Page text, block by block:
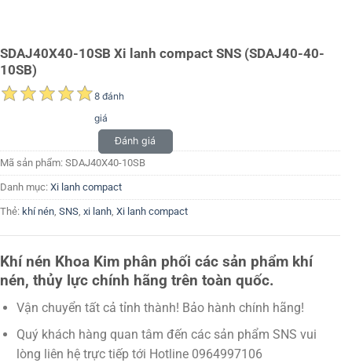
SDAJ40X40-10SB Xi lanh compact SNS (SDAJ40-40-
10SB)
8 đánh
giá
Đánh giá
Mã sản phẩm: SDAJ40X40-10SB
Danh mục: Xi lanh compact
Thẻ: khí nén, SNS, xi lanh, Xi lanh compact
Khí nén Khoa Kim phân phối các sản phẩm khí
nén, thủy lực chính hãng trên toàn quốc.
Vận chuyển tất cả tỉnh thành! Bảo hành chính hãng!
Quý khách hàng quan tâm đến các sản phẩm SNS vui
lòng liên hệ trực tiếp tới Hotline 0964997106